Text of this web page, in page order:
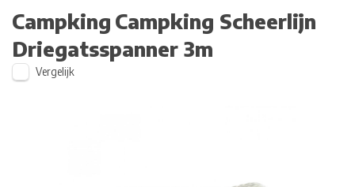
Campking Campking Scheerlijn
Driegatsspanner 3m
Vergelijk